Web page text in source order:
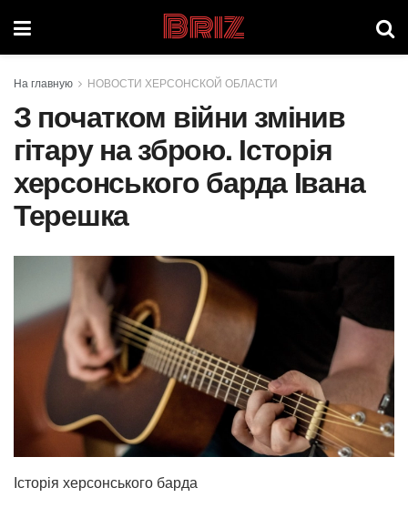
Briz
На главную НОВОСТИ ХЕРСОНСКОЙ ОБЛАСТИ
З початком війни змінив
гітару на зброю. Історія
херсонського барда Івана
Терешка
Історія херсонського барда